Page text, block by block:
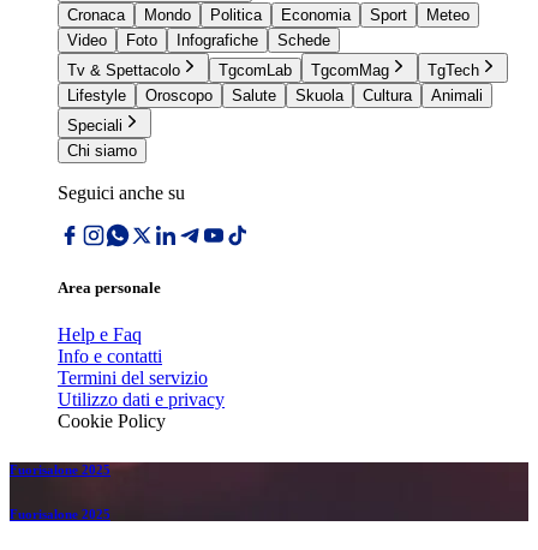
Cronaca
Mondo Politica Economia Sport
Meteo
Video
Foto Infografiche
Schede
Tv & Spettacolo
TgcomLab TgcomMag
TgTech
Lifestyle
Oroscopo Salute Skuola Cultura
Animali
Speciali
Chi siamo
Seguici anche su
Area personale
Help e Faq
Info e contatti
Termini del servizio
Utilizzo dati e privacy
Cookie Policy
Fuorisalone 2025
Fuorisalone 2025